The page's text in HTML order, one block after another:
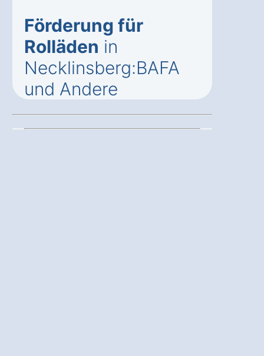
Förderung für
Rolläden in
Necklinsberg:BAFA
und Andere